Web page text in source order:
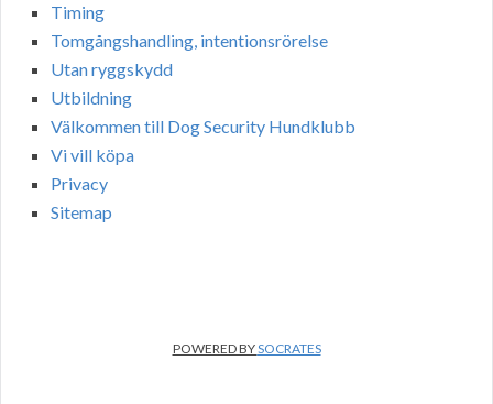
Timing
Tomgångshandling, intentionsrörelse
Utan ryggskydd
Utbildning
Välkommen till Dog Security Hundklubb
Vi vill köpa
Privacy
Sitemap
POWERED BYSOCRATES